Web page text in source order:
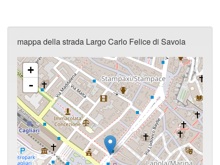
mappa della strada Largo Carlo Felice di Savoia
+
-